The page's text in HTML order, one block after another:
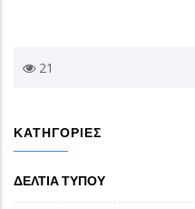
21
ΚΑΤΗΓΟΡΙΕΣ
ΔΕΛΤΙΑ ΤΥΠΟΥ